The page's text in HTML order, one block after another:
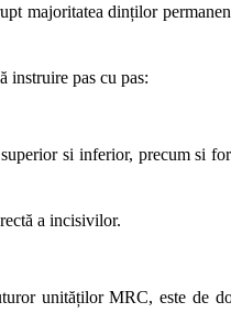
majoritatea dinților
instruire pas cu pas:
si inferior, precum si
a incisivilor.
unităților MRC, este de